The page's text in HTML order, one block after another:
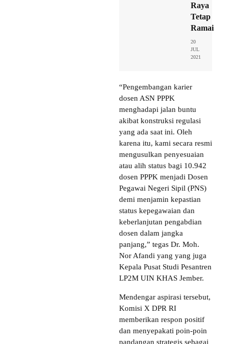
Raya
Tetap
Ramai
20
JUL
2021
“Pengembangan karier
dosen ASN PPPK
menghadapi jalan buntu
akibat konstruksi regulasi
yang ada saat ini. Oleh
karena itu, kami secara resmi
mengusulkan penyesuaian
atau alih status bagi 10.942
dosen PPPK menjadi Dosen
Pegawai Negeri Sipil (PNS)
demi menjamin kepastian
status kepegawaian dan
keberlanjutan pengabdian
dosen dalam jangka
panjang,” tegas Dr. Moh.
Nor Afandi yang yang juga
Kepala Pusat Studi Pesantren
LP2M UIN KHAS Jember.
Mendengar aspirasi tersebut,
Komisi X DPR RI
memberikan respon positif
dan menyepakati poin-poin
pandangan strategis sebagai